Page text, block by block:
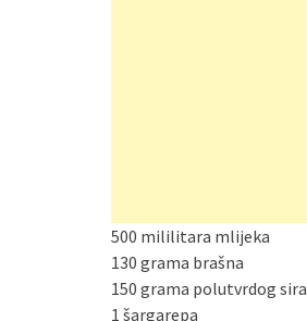
500 mililitara mlijeka
130 grama brašna
150 grama polutvrdog sira
1 šargarepa